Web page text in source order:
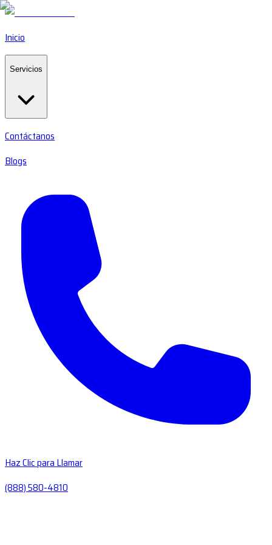
Inicio
Servicios
Contáctanos
Blogs
Haz Clic para Llamar
(888) 580-4810